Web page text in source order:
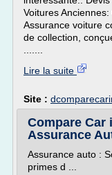
Voitures
Assurance voiture
de collection,
Lire la suite
Site :
Compare Car
Assurance
Assurance auto :
primes d ...